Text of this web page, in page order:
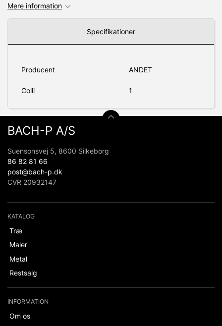
Mere information
Specifikationer
Producent ANDET
Colli 1
BACH-P A/S
Suensonsvej 5, 8600 Silkeborg
86 82 81 66
post@bach-p.dk
CVR 20932147
KATALOG
Træ
Maler
Metal
Restsalg
INFORMATION
Om os